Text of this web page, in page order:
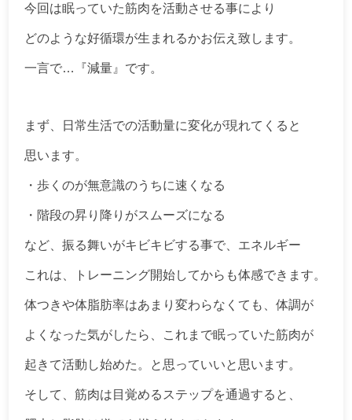
今回は眠っていた筋肉を活動させる事により
どのような好循環が生まれるかお伝え致します。
一言で…『減量』です。
まず、日常生活での活動量に変化が現れてくると
思います。
・歩くのが無意識のうちに速くなる
・階段の昇り降りがスムーズになる
など、振る舞いがキビキビする事で、エネルギー
これは、トレーニング開始してからも体感できます。
体つきや体脂肪率はあまり変わらなくても、体調が
よくなった気がしたら、これまで眠っていた筋肉が
起きて活動し始めた。と思っていいと思います。
そして、筋肉は目覚めるステップを通過すると、